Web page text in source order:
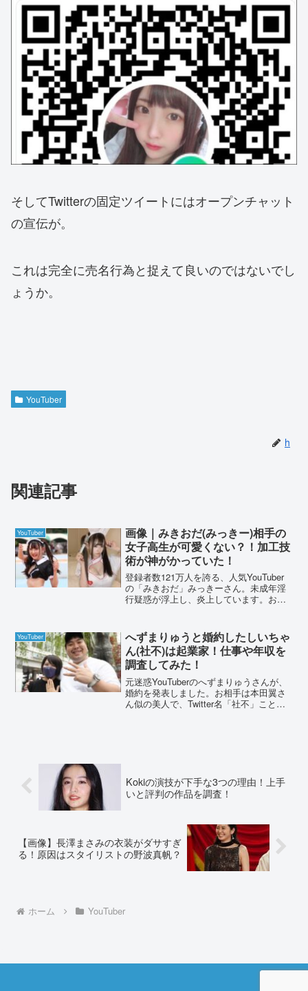
そしてTwitterの固定ツイートにはオープンチャット
の宣伝が。
これは完全に売名行為と捉えて良いのではないでし
ょうか。
YouTuber
h
関連記事
YouTuber
画像｜みきおだ(みっきー)相手の
女子高生が可愛くない？！加工技
術が神がかっていた！
登録者数121万人を誇る、人気YouTuber
の「みきおだ」みっきーさん。未成年淫
行疑惑が浮上し、炎上しています。お相
子高生の素顔について調査していきま
す。画像｜みき...
YouTuber
へずまりゅうと婚約したしいちゃ
ん(社不)は起業家！仕事や年収を
調査してみた！
元迷惑YouTuberのへずまりゅうさんが、
婚約を発表しました。お相手は本田翼さ
ん似の美人で、Twitter名「社不」ことし
Kokiの演技が下手な3つの理由！上手
いと評判の作品を調査！
【画像】長澤まさみの衣装がダサすぎ
る！原因はスタイリストの野波真帆？
ホーム YouTuber